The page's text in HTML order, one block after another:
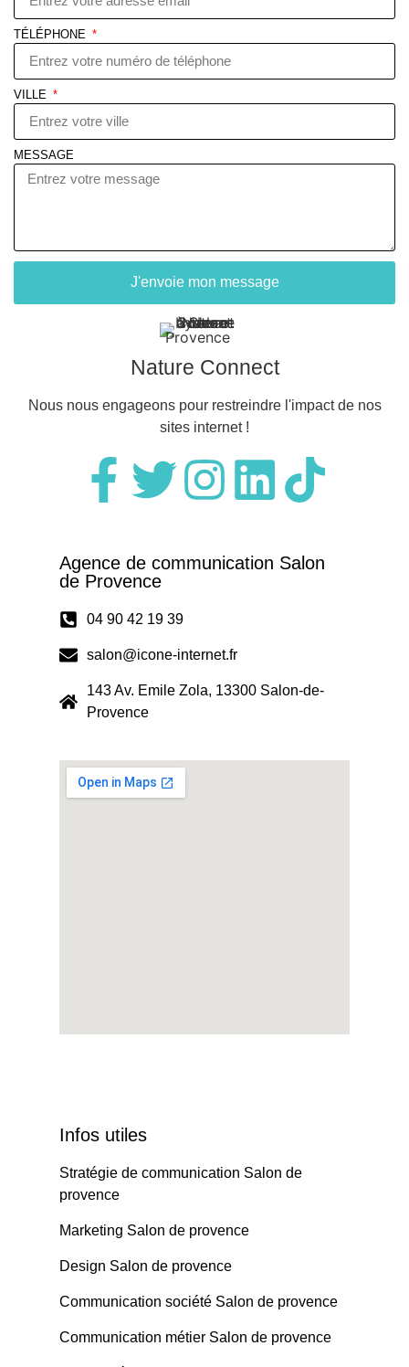
TÉLÉPHONE
VILLE
MESSAGE
J'envoie mon message
Nature Connect
Nous nous engageons pour restreindre l'impact de nos
sites internet !
Agence de communication Salon
de Provence
04 90 42 19 39
salon@icone-internet.fr
143 Av. Emile Zola, 13300 Salon-de-
Provence
Infos utiles
Stratégie de communication Salon de
provence
Marketing Salon de provence
Design Salon de provence
Communication société Salon de provence
Communication métier Salon de provence